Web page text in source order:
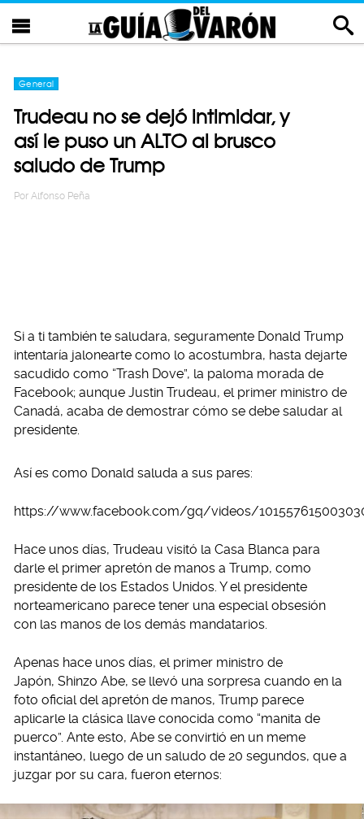
General
Trudeau no se dejó intimidar, y
así le puso un ALTO al brusco
saludo de Trump
Por Alfonso Peña
Si a ti también te saludara, seguramente Donald Trump
intentaría jalonearte como lo acostumbra, hasta dejarte
sacudido como “Trash Dove”, la paloma morada de
Facebook; aunque Justin Trudeau, el primer ministro de
Canadá, acaba de demostrar cómo se debe saludar al
presidente.
Así es como Donald saluda a sus pares:
https://www.facebook.com/gq/videos/
Hace unos días, Trudeau visitó la Casa Blanca para
darle el primer apretón de manos a Trump, como
presidente de los Estados Unidos. Y el presidente
norteamericano parece tener una especial obsesión
con las manos de los demás mandatarios.
Apenas hace unos días, el primer ministro de
Japón, Shinzo Abe, se llevó una sorpresa cuando en la
foto oficial del apretón de manos, Trump parece
aplicarle la clásica llave conocida como “manita de
puerco”. Ante esto, Abe se convirtió en un meme
instantáneo, luego de un saludo de 20 segundos, que a
juzgar por su cara, fueron eternos: